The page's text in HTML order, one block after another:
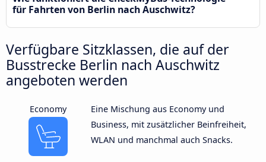
für Fahrten von Berlin nach Auschwitz?
Verfügbare Sitzklassen, die auf der
Busstrecke Berlin nach Auschwitz
angeboten werden
Economy
Eine Mischung aus Economy und
Business, mit zusätzlicher Beinfreiheit,
WLAN und manchmal auch Snacks.